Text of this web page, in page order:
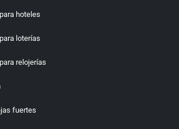
hoteles
loterías
relojerías
fuertes